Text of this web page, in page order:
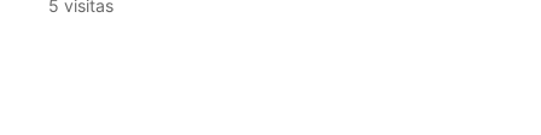
5 visitas